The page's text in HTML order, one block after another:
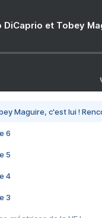
DiCaprio et Tobey
Maguire, c'est lui !
6
5
4
3